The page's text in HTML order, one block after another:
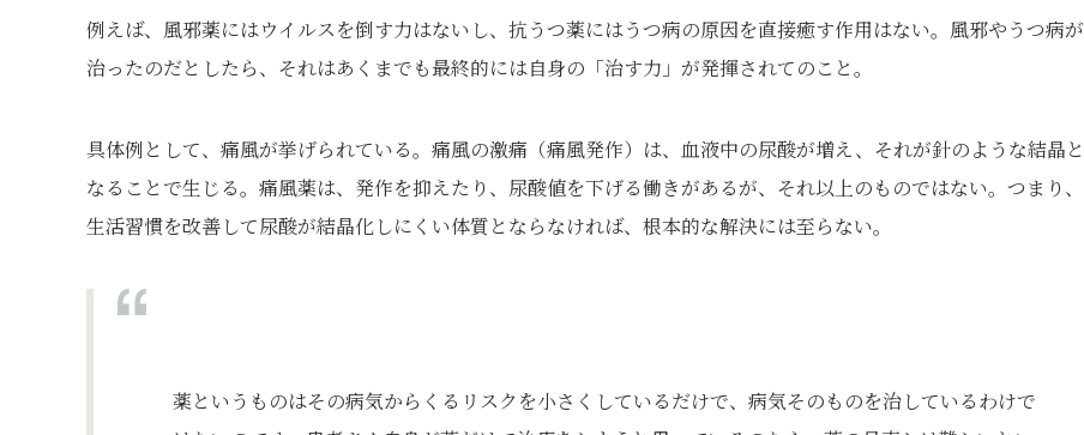
例えば、風邪薬にはウイルスを倒す力はないし、抗うつ薬にはうつ病の原因を直接癒す作用はない。風邪やうつ病が
治ったのだとしたら、それはあくまでも最終的には自身の「治す力」が発揮されてのこと。
具体例として、痛風が挙げられている。痛風の激痛（痛風発作）は、血液中の尿酸が増え、それが針のような結晶と
なることで生じる。痛風薬は、発作を抑えたり、尿酸値を下げる働きがあるが、それ以上のものではない。つまり、
生活習慣を改善して尿酸が結晶化しにくい体質とならなければ、根本的な解決には至らない。
薬というものはその病気からくるリスクを小さくしているだけで、病気そのものを治しているわけで